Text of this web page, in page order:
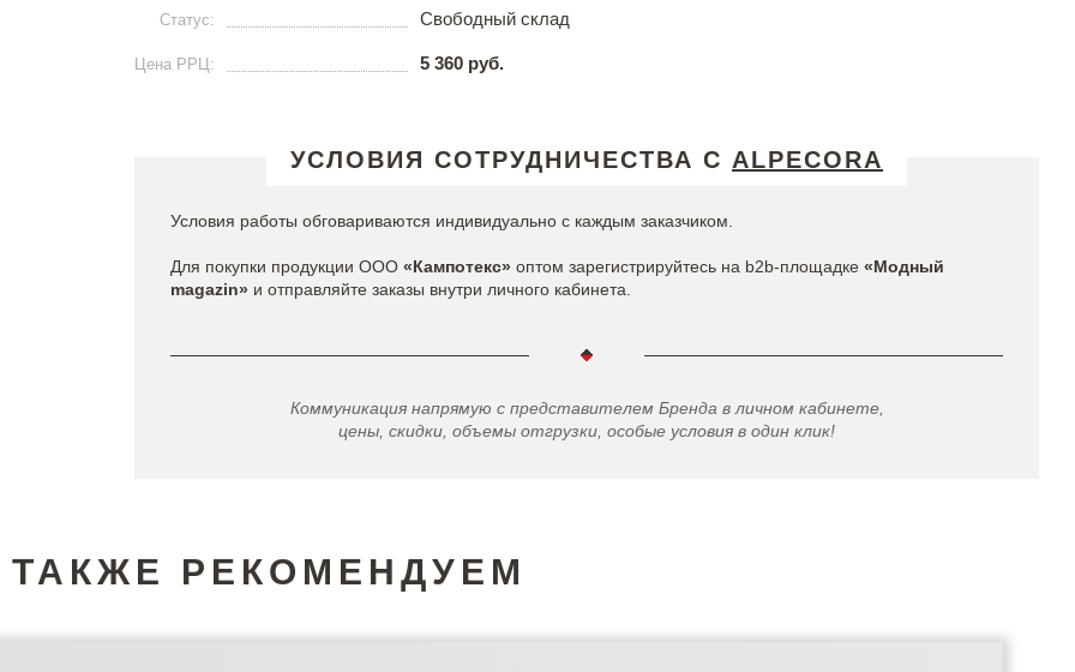
Статус: Свободный склад
Цена РРЦ: 5 360 руб.
УСЛОВИЯ СОТРУДНИЧЕСТВА С ALPECORA
Условия работы обговариваются индивидуально с каждым заказчиком.
Для покупки продукции ООО «Кампотекс» оптом зарегистрируйтесь на b2b-площадке «Модный
magazin» и отправляйте заказы внутри личного кабинета.
Коммуникация напрямую с представителем Бренда в личном кабинете,
цены, скидки, объемы отгрузки, особые условия в один клик!
ТАКЖЕ РЕКОМЕНДУЕМ